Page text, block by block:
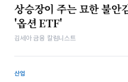
상승장이 주는 묘한 불안
'옵션 ETF'
김세아 금융 칼럼니스트
산업